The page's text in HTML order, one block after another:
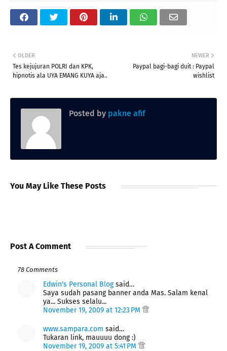
NEWER
Paypal bagi-bagi duit : Paypal
wishlist
OLDER
Tes kejujuran POLRI dan KPK,
hipnotis ala UYA EMANG KUYA aja..
Posted by pakne afif
You May Like These Posts
Post A Comment
78 Comments
Edwin's Personal Blogsaid…
Saya sudah pasang banner anda Mas. Salam kenal
ya... Sukses selalu...
November 19, 2009 at 12:23 PM
www.sampara.com said…
Tukaran link, mauuuu dong :)
November 19, 2009 at 5:41 PM